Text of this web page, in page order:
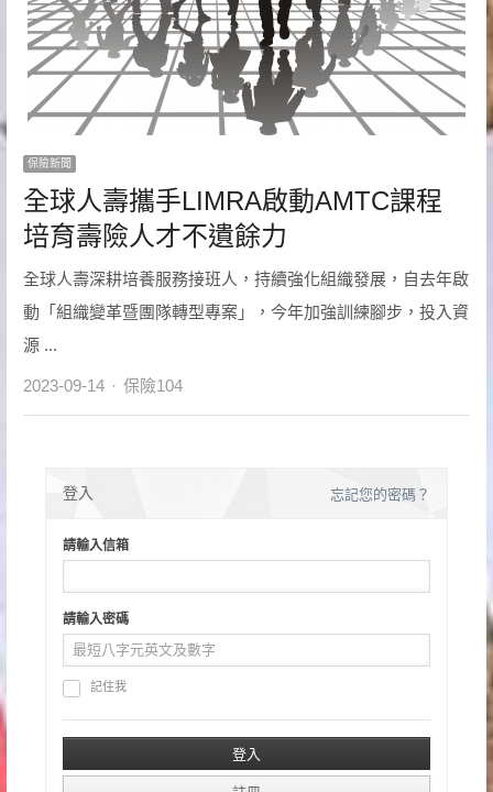
保險新聞
全球人壽攜手LIMRA啟動AMTC課程
培育壽險人才不遺餘力
全球人壽深耕培養服務接班人，持續強化組織發展，自去年啟
動「組織變革暨團隊轉型專案」，今年加強訓練腳步，投入資
源 ...
2023-09-14 Author
保險104
登入 忘記您的密碼？
請輸入信箱
請輸入密碼
記住我